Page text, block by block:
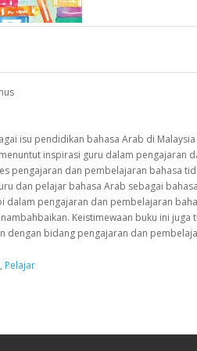
isu pendidikan bahasa Arab di
inspirasi guru dalam pengajaran
pengajaran dan pembelajaran bahasa
dan pelajar bahasa Arab sebagai
pengajaran dan pembelajaran
Keistimewaan buku ini
dengan bidang pengajaran dan
, Pelajar